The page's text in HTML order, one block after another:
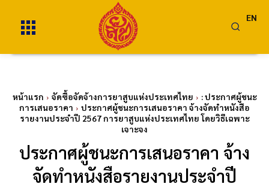
EN
หน้าแรก จัดซื้อจัดจ้างการยาสูบแห่งประเทศไทย
: ประกาศผู้ชนะ
การเสนอราคา
ประกาศผู้ชนะการเสนอราคา จ้างจัดทำหนังสือ
รายงานประจำปี 2567 การยาสูบแห่งประเทศไทย โดยวิธีเฉพาะ
เจาะจง
ประกาศผู้ชนะการเสนอราคา จ้าง
จัดทำหนังสือรายงานประจำปี